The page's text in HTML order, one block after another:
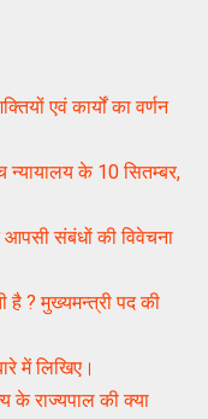
एवं कार्यों का वर्णन
न्यायालय के 10 सितम्बर,
आपसी संबंधों की विवेचना
है ? मुख्यमन्त्री पद की
में लिखिए।
के राज्यपाल की क्या